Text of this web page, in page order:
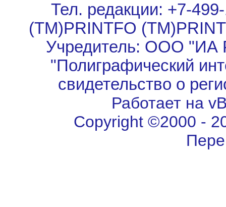
Тел. редакции: +7-
(TM)PRINTFO
Учредитель: ООО "ИА
"Полиграфический
свидетельство о
Работает на
Copyright ©2000 -